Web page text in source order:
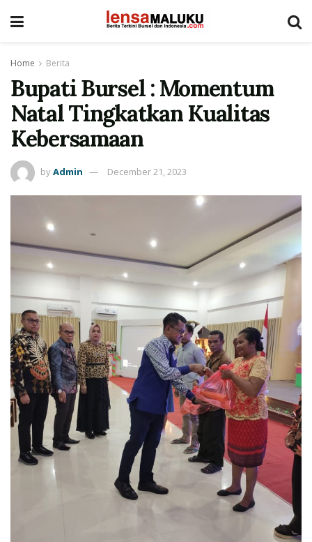
Home Berita
Bupati Bursel : Momentum
Natal Tingkatkan Kualitas
Kebersamaan
byAdmin December 21, 2023